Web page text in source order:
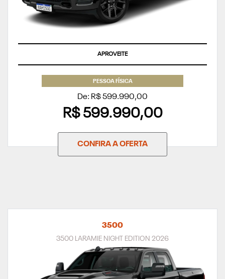
APROVEITE
PESSOA FÍSICA
De: R$ 599.990,00
R$ 599.990,00
CONFIRA A OFERTA
3500
3500 LARAMIE NIGHT EDITION 2026